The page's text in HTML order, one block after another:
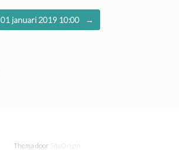
01 januari 2019 10:00 →
Thema door SiteOrigin